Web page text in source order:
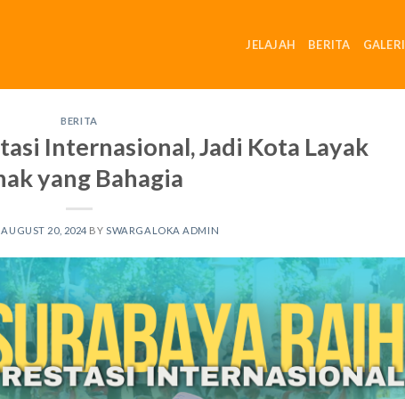
JELAJAH BERITA GALERI
BERITA
Internasional, Jadi Kota Layak
yang Bahagia
AUGUST 20, 2024 BY SWARGALOKA ADMIN